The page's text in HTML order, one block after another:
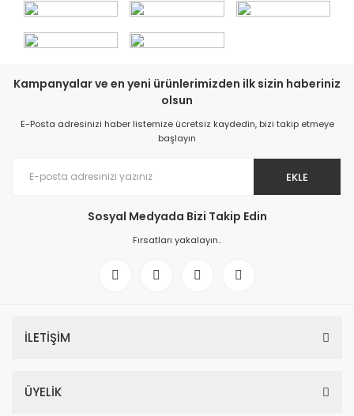
Kampanyalar ve en yeni ürünlerimizden ilk sizin haberiniz
olsun
E-Posta adresinizi haber listemize ücretsiz kaydedin, bizi takip etmeye
başlayın
EKLE
Sosyal Medyada Bizi Takip Edin
Fırsatları yakalayın..
İLETİŞİM
ÜYELİK